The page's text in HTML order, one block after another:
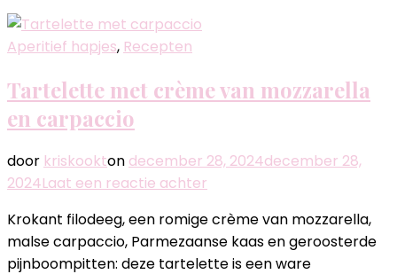
Aperitief hapjes, Recepten
Tartelette met crème van mozzarella
en carpaccio
door kriskookton december 28, 2024december 28,
2024Laat een reactie achter
met
crème
Krokant filodeeg, een romige crème van mozzarella,
malse carpaccio, Parmezaanse kaas en geroosterde
pijnboompitten: deze tartelette is een ware